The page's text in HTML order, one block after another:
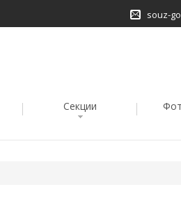
souz-
Секции